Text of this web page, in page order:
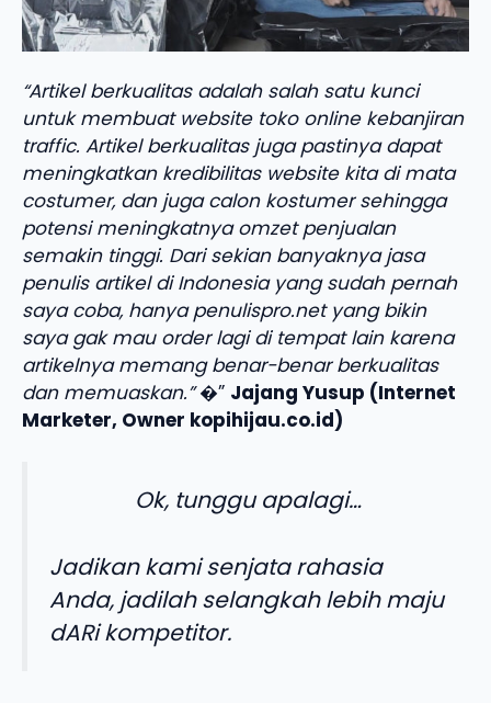
“Artikel berkualitas adalah salah satu kunci
untuk membuat website toko online kebanjiran
traffic. Artikel berkualitas juga pastinya dapat
meningkatkan kredibilitas website kita di mata
costumer, dan juga calon kostumer sehingga
potensi meningkatnya omzet penjualan
semakin tinggi. Dari sekian banyaknya jasa
penulis artikel di Indonesia yang sudah pernah
saya coba, hanya penulispro.net yang bikin
saya gak mau order lagi di tempat lain karena
artikelnya memang benar-benar berkualitas
dan memuaskan.”�” Jajang Yusup (Internet
Marketer, Owner kopihijau.co.id)
Ok, tunggu apalagi…
Jadikan kami senjata rahasia
Anda, jadilah selangkah lebih maju
dARi kompetitor.